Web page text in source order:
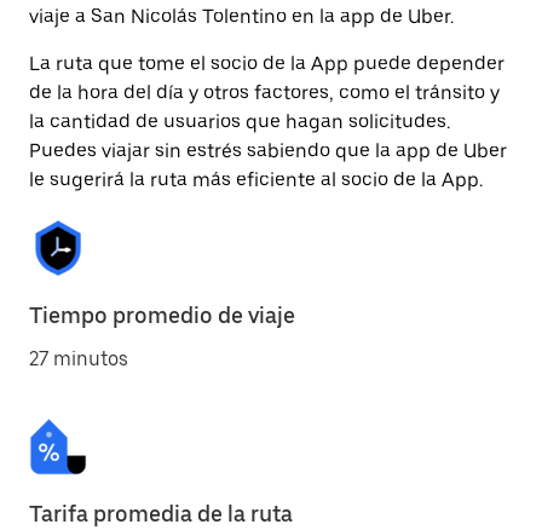
viaje a San Nicolás Tolentino en la app de Uber.
La ruta que tome el socio de la App puede depender
de la hora del día y otros factores, como el tránsito y
la cantidad de usuarios que hagan solicitudes.
Puedes viajar sin estrés sabiendo que la app de Uber
le sugerirá la ruta más eficiente al socio de la App.
Tiempo promedio de viaje
27 minutos
Tarifa promedia de la ruta